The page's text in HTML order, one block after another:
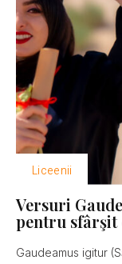
Liceenii
Versuri
pentru sfârşit
Gaudeamus igitur